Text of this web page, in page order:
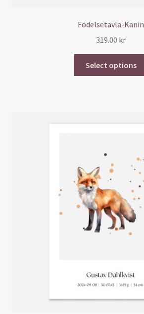
Födelsetavla-Kanin
319.00 kr
Select options